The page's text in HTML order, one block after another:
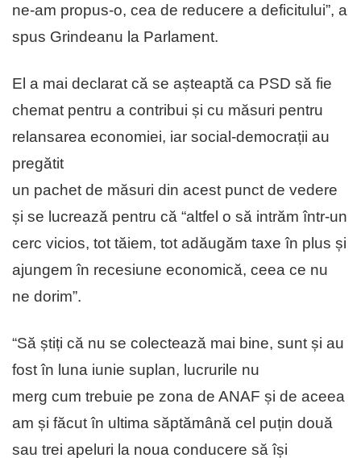
ne-am propus-o, cea de reducere a deficitului”, a
spus Grindeanu la Parlament.
El a mai declarat că se așteaptă ca PSD să fie
chemat pentru a contribui și cu măsuri pentru
relansarea economiei, iar social-democrații au
pregătit
un pachet de măsuri din acest punct de vedere
și se lucrează pentru că “altfel o să intrăm într-un
cerc vicios, tot tăiem, tot adăugăm taxe în plus și
ajungem în recesiune economică, ceea ce nu
ne dorim”.
“Să știți că nu se colectează mai bine, sunt și au
fost în luna iunie suplan, lucrurile nu
merg cum trebuie pe zona de ANAF și de aceea
am și făcut în ultima săptămână cel puțin două
sau trei apeluri la noua conducere să își